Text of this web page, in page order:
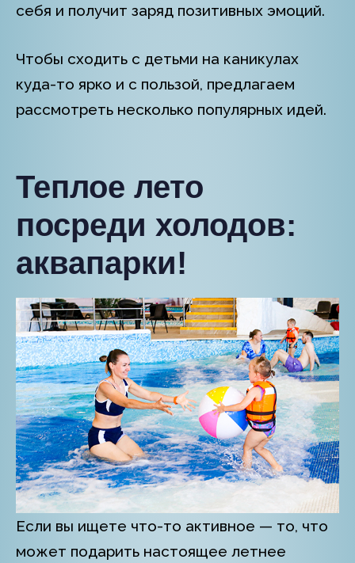
себя и получит заряд позитивных эмоций.
Чтобы сходить с детьми на каникулах
куда-то ярко и с пользой, предлагаем
рассмотреть несколько популярных идей.
Теплое лето
посреди холодов:
аквапарки!
Если вы ищете что-то активное — то, что
может подарить настоящее летнее